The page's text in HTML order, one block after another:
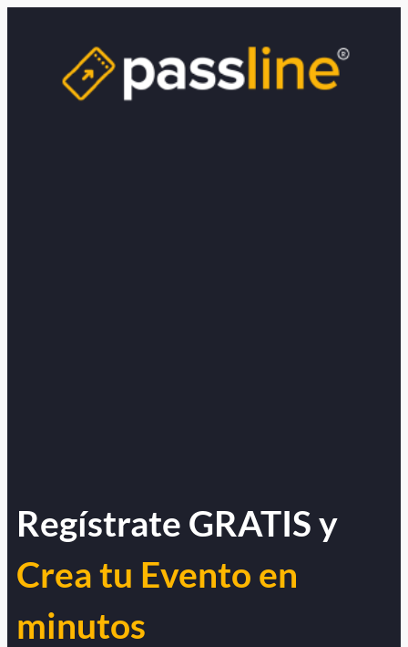
Regístrate GRATIS y
Crea tu Evento en
minutos